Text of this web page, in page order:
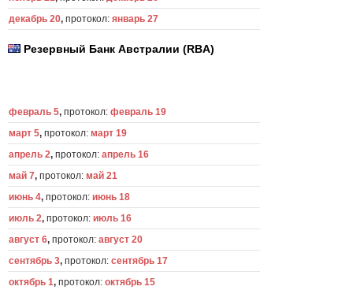
декабрь 20, протокол: январь 27
Резервный Банк Австралии (RBA)
февраль 5, протокол: февраль 19
март 5, протокол: март 19
апрель 2, протокол: апрель 16
май 7, протокол: май 21
июнь 4, протокол: июнь 18
июль 2, протокол: июль 16
август 6, протокол: август 20
сентябрь 3, протокол: сентябрь 17
октябрь 1, протокол: октябрь 15